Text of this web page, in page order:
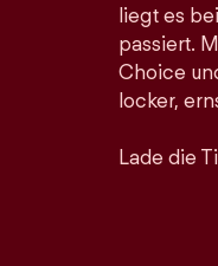
liegt es
passiert.
Choice
locker,
Lade die